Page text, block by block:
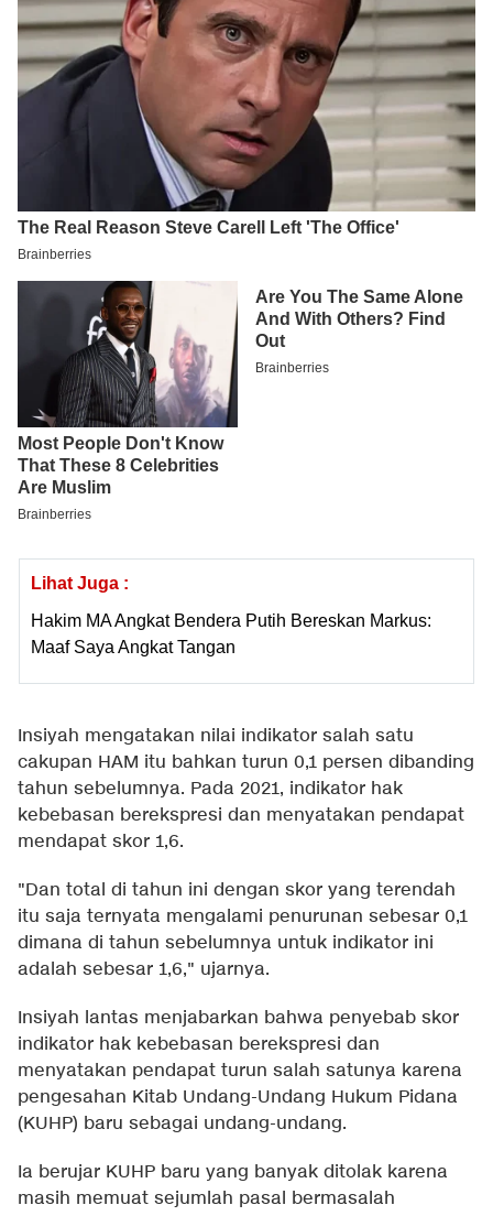
Lihat Juga :
Hakim MA Angkat Bendera Putih Bereskan Markus:
Maaf Saya Angkat Tangan
Insiyah mengatakan nilai indikator salah satu
cakupan HAM itu bahkan turun 0,1 persen dibanding
tahun sebelumnya. Pada 2021, indikator hak
kebebasan berekspresi dan menyatakan pendapat
mendapat skor 1,6.
"Dan total di tahun ini dengan skor yang terendah
itu saja ternyata mengalami penurunan sebesar 0,1
dimana di tahun sebelumnya untuk indikator ini
adalah sebesar 1,6," ujarnya.
Insiyah lantas menjabarkan bahwa penyebab skor
indikator hak kebebasan berekspresi dan
menyatakan pendapat turun salah satunya karena
pengesahan Kitab Undang-Undang Hukum Pidana
(KUHP) baru sebagai undang-undang.
Ia berujar KUHP baru yang banyak ditolak karena
masih memuat sejumlah pasal bermasalah